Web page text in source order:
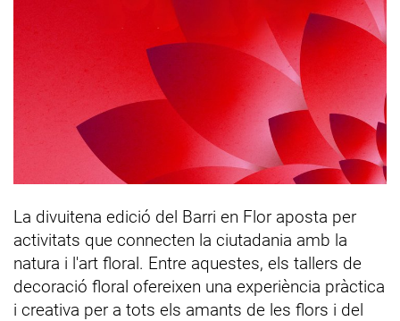
La divuitena edició del Barri en Flor aposta per
activitats que connecten la ciutadania amb la
natura i l'art floral. Entre aquestes, els tallers de
decoració floral ofereixen una experiència pràctica
i creativa per a tots els amants de les flors i del